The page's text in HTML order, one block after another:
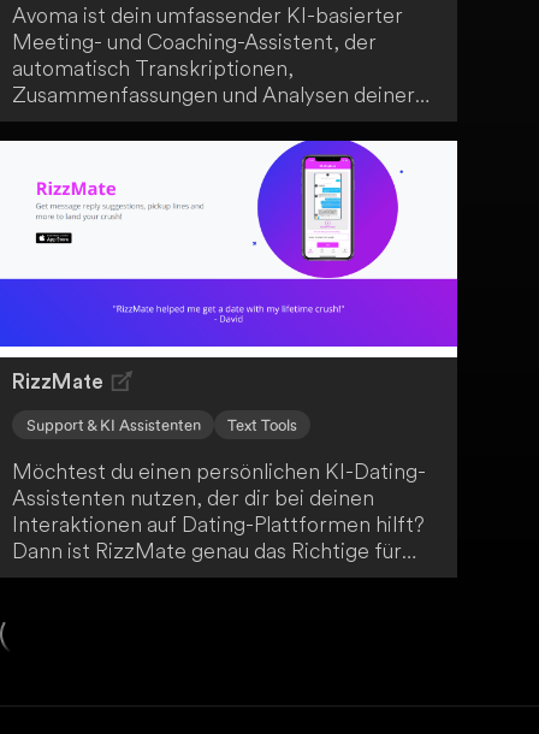
Avoma ist dein umfassender KI-basierter
Meeting- und Coaching-Assistent, der
automatisch Transkriptionen,
Zusammenfassungen und Analysen deiner
Besprechungen erstellt. Er liefert dir
umsetzbare Erkenntnisse und von KI
generierte Notizen, die dem menschlichen
Notizstil ähneln. Darüber hinaus bietet dir
Avoma nützliche Coaching-Empfehlungen,
um deine Meetings optimal zu gestalten.
RizzMate
Support & KI Assistenten Text Tools
Möchtest du einen persönlichen KI-Dating-
Assistenten nutzen, der dir bei deinen
Interaktionen auf Dating-Plattformen hilft?
Dann ist RizzMate genau das Richtige für
dich! Du kannst Screenshots deiner Chats